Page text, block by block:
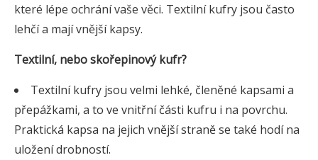
které lépe ochrání vaše věci. Textilní kufry jsou často
lehčí a mají vnější kapsy.
Textilní, nebo skořepinový kufr?
Textilní kufry jsou velmi lehké, členěné kapsami a
přepážkami, a to ve vnitřní části kufru i na povrchu.
Praktická kapsa na jejich vnější straně se také hodí na
uložení drobností.